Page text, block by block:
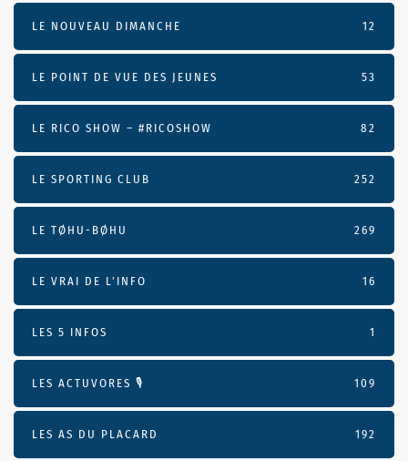
LE NOUVEAU DIMANCHE 12
LE POINT DE VUE DES JEUNES 53
LE RICO SHOW – #RICOSHOW 82
LE SPORTING CLUB 252
LE TØHU-BØHU 269
LE VRAI DE L’INFO 16
LES 5 INFOS 1
LES ACTUVORES 🎙 109
LES AS DU PLACARD 192